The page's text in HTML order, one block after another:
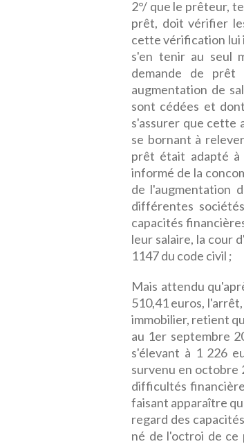
2°/ que le prêteur,
prêt, doit vérifier
cette vérification lui
s'en tenir au seul
demande de
augmentation de
sont cédées et
s'assurer que cette
se bornant à
prêt était adapté à
informé de la
de l'augmentation
différentes
capacités
leur salaire, la cour
1147 du code civil ;
Mais attendu
510,41 euros,
immobilier, retient
au 1er septembre
s'élevant à 1 226
survenu en octobre
difficultés
faisant apparaître
regard des
né de l'octroi de ce